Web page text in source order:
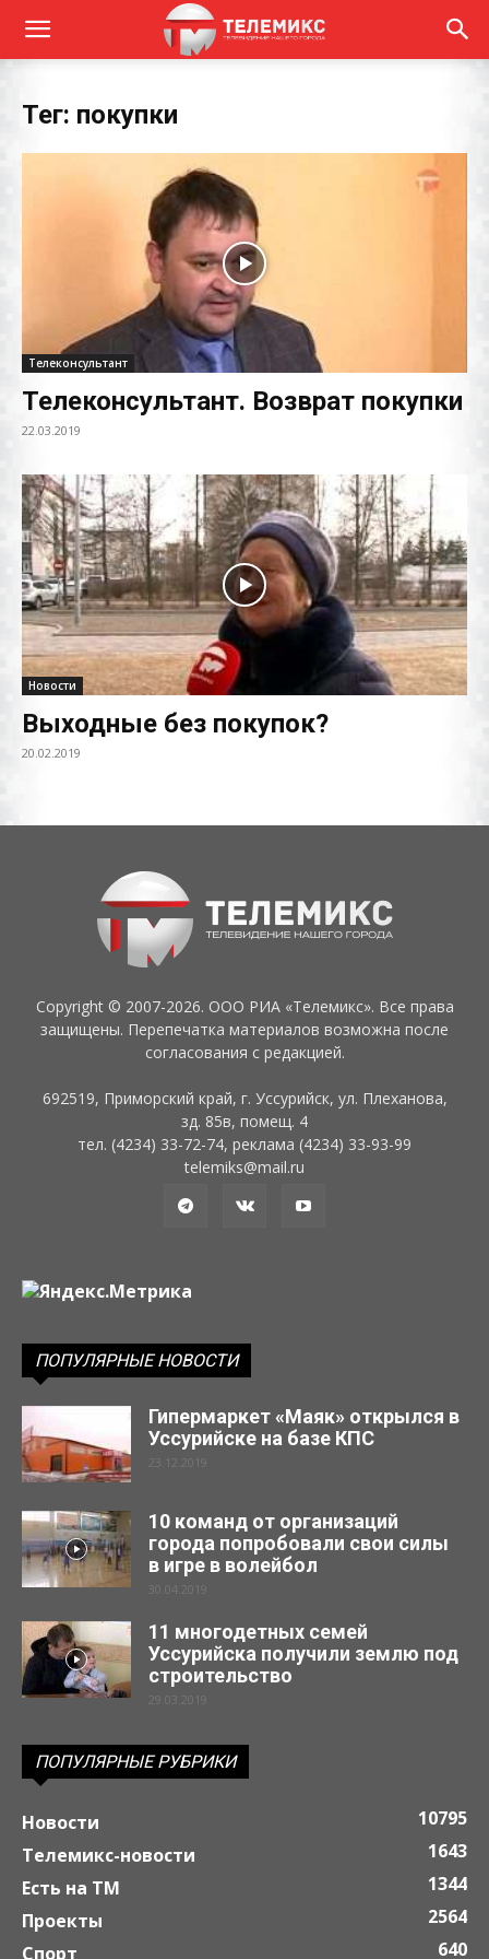
Тег: покупки
Телеконсультант
Телеконсультант. Возврат покупки
22.03.2019
Новости
Выходные без покупок?
20.02.2019
Copyright © 2007-2026. ООО РИА «Телемикс». Все права
защищены. Перепечатка материалов возможна после
согласования с редакцией.
692519, Приморский край, г. Уссурийск, ул. Плеханова,
зд. 85в, помещ. 4
тел. (4234) 33-72-74, реклама (4234) 33-93-99
telemiks@mail.ru
ПОПУЛЯРНЫЕ НОВОСТИ
Гипермаркет «Маяк» открылся в
Уссурийске на базе КПС
23.12.2019
10 команд от организаций
города попробовали свои силы
в игре в волейбол
30.04.2019
11 многодетных семей
Уссурийска получили землю под
строительство
29.03.2019
ПОПУЛЯРНЫЕ РУБРИКИ
Новости
10795
Телемикс-новости
1643
Есть на ТМ
1344
Проекты
2564
Спорт
640